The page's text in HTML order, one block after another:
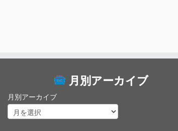
月別アーカイブ
月別アーカイブ